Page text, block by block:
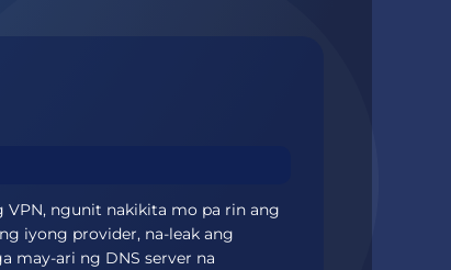
ngunit nakikita mo pa rin ang
iyong provider, na-leak ang
may-ari ng DNS server na